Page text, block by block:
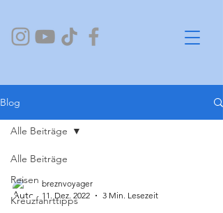
Blog
Alle Beiträge
Reisen
Kreuzfahrttipps
Alle Beiträge
breznvoyager
11. Dez. 2022
3 Min. Lesezeit